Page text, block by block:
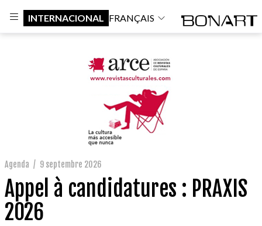
INTERNACIONAL FRANÇAIS
Agenda / 9 septembre 2026
Appel à candidatures : PRAXIS
2026